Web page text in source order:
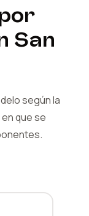
San
según la
que se